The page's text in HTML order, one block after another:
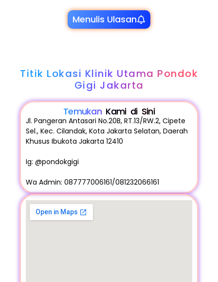
Menulis Ulasan
Titik Lokasi Klinik Utama Pondok
Gigi Jakarta
Temukan Kami di Sini
Jl. Pangeran Antasari No.20B, RT.13/RW.2, Cipete
Sel., Kec. Cilandak, Kota Jakarta Selatan, Daerah
Khusus Ibukota Jakarta 12410
Ig: @pondokgigi
Wa Admin: 087777006161/081232066161